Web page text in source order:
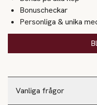
Vanliga frågor
Bonuscheckar
Personliga & unika